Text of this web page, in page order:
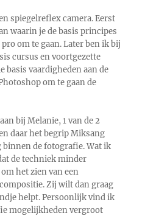
spiegelreflex camera. Eerst
waarin je de basis principes
om te gaan. Later ben ik bij
cursus en voortgezette
basis vaardigheden aan de
om te gaan de
bij Melanie, 1 van de 2
daar het begrip Miksang
de fotografie. Wat ik
de techniek minder
het zien van een
Zij wilt dan graag
helpt. Persoonlijk vind ik
mogelijkheden vergroot